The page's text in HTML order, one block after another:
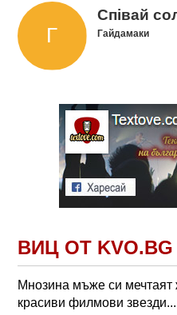
Співай
Гайдамаки
ВИЦ ОТ KVO.BG
Мнозина мъже си мечтаят
красиви филмови звезди...